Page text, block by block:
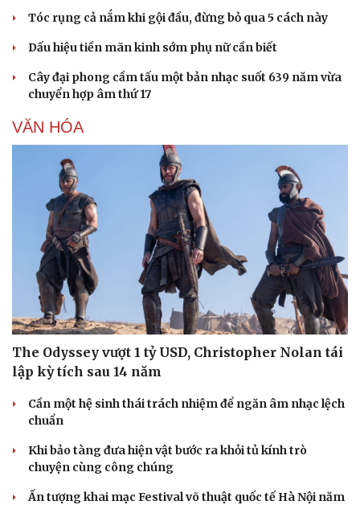
Sức khỏe
Cây thuốc
Sản phụ khoa
Nhi khoa
Nam khoa
Làm đẹp - giảm cân
Đời sống
Blog
Tình yêu - Gia đình
Tóc rụng cả nắm khi gội đầu, đừng bỏ qua 5 cách này
Dấu hiệu tiền mãn kinh sớm phụ nữ cần biết
Cây đại phong cầm tấu một bản nhạc suốt 639 năm vừa
chuyển hợp âm thứ 17
VĂN HÓA
The Odyssey vượt 1 tỷ USD, Christopher Nolan tái
lập kỳ tích sau 14 năm
Cần một hệ sinh thái trách nhiệm để ngăn âm nhạc lệch
chuẩn
Khi bảo tàng đưa hiện vật bước ra khỏi tủ kính trò
chuyện cùng công chúng
Ấn tượng khai mạc Festival võ thuật quốc tế Hà Nội năm